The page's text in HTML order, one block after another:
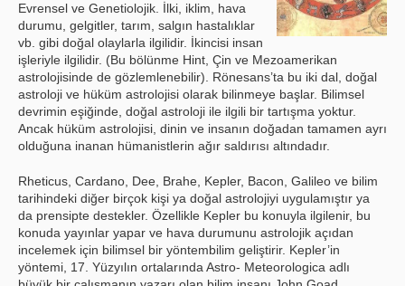
Evrensel ve Genetiolojik. İlki, iklim, hava
durumu, gelgitler, tarım, salgın hastalıklar
vb. gibi doğal olaylarla ilgilidir. İkincisi insan
işleriyle ilgilidir. (Bu bölünme Hint, Çin ve Mezoamerikan
astrolojisinde de gözlemlenebilir). Rönesans’ta bu iki dal, doğal
astroloji ve hüküm astrolojisi olarak bilinmeye başlar. Bilimsel
devrimin eşiğinde, doğal astroloji ile ilgili bir tartışma yoktur.
Ancak hüküm astrolojisi, dinin ve insanın doğadan tamamen ayrı
olduğuna inanan hümanistlerin ağır saldırısı altındadır.
Rheticus, Cardano, Dee, Brahe, Kepler, Bacon, Galileo ve bilim
tarihindeki diğer birçok kişi ya doğal astrolojiyi uygulamıştır ya
da prensipte destekler. Özellikle Kepler bu konuyla ilgilenir, bu
konuda yayınlar yapar ve hava durumunu astrolojik açıdan
incelemek için bilimsel bir yöntembilim geliştirir. Kepler’in
yöntemi, 17. Yüzyılın ortalarında Astro- Meteorologica adlı